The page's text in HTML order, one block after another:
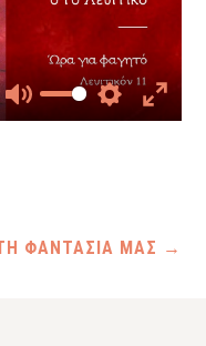
Mute
SettingsEnter
ΦΑΝΤΑΣΙΑ ΜΑΣ →